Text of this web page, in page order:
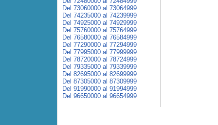
Del 73060000 al 73064999
Del 74235000 al 74239999
Del 74925000 al 74929999
Del 75760000 al 75764999
Del 76580000 al 76584999
Del 77290000 al 77294999
Del 77995000 al 77999999
Del 78720000 al 78724999
Del 79335000 al 79339999
Del 82695000 al 82699999
Del 87305000 al 87309999
Del 91990000 al 91994999
Del 96650000 al 96654999